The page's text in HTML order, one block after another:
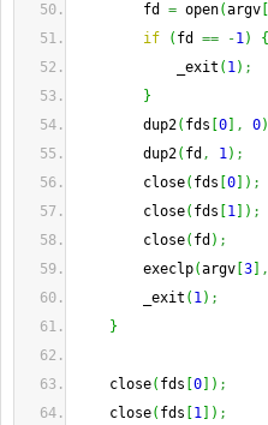
fd = open(argv
if
( fd == -1)
{
_exit ( 1) ;
}
dup2( fds 0 , 0)
dup2( fd , 1) ;
close( fds 0 ) ;
close( fds 1 ) ;
close( fd ) ;
execlp(argv 3 ,
_exit ( 1) ;
}
close( fds 0 ) ;
close( fds 1 ) ;